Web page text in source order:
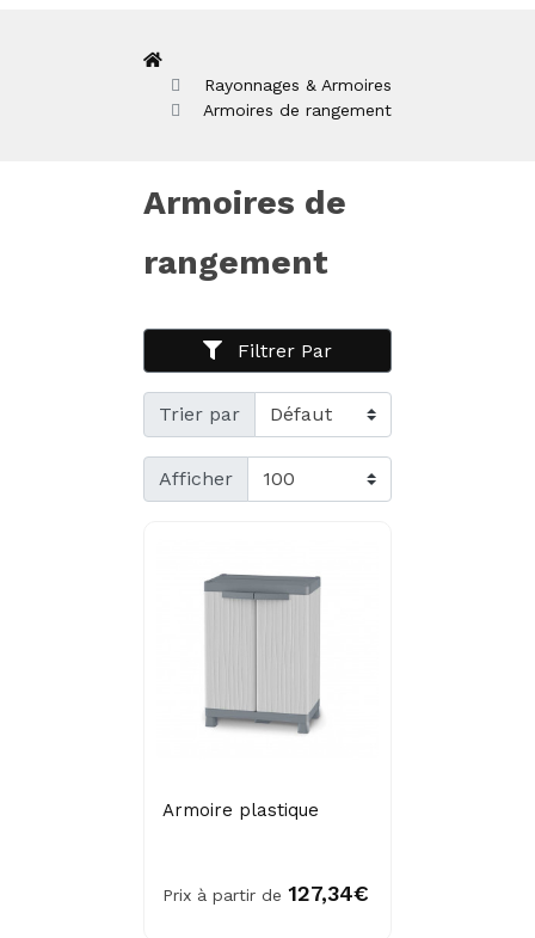
Rayonnages & Armoires
Armoires de rangement
Armoires de
rangement
Filtrer Par
Trier par
Afficher
Armoire plastique
Prix à partir de 127,34€